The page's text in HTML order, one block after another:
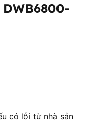
có lỗi từ nhà sản